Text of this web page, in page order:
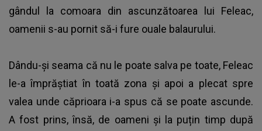
gândul la comoara din ascunzătoarea lui Feleac,
oamenii s-au pornit să-i fure ouale balaurului.
Dându-și seama că nu le poate salva pe toate, Feleac
le-a împrăștiat în toată zona și apoi a plecat spre
valea unde căprioara i-a spus că se poate ascunde.
A fost prins, însă, de oameni și la puțin timp după